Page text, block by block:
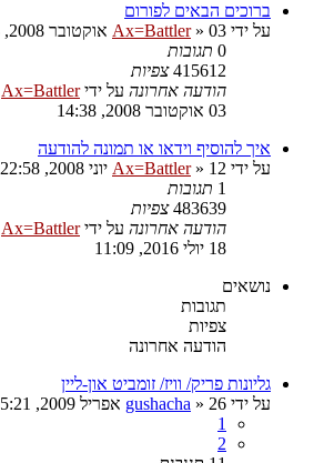
ברוכים הבאים לפורום
על ידי
Ax=Battler» 03 אוקטובר 2008, 14:38
0 תגובות
415612 צפיות
הודעה אחרונה על ידיAx=Battler
03 אוקטובר 2008, 14:38
איך להוסיף וידאו או תמונה להודעה
על ידי
Ax=Battler» 12 יוני 2008, 22:58
1 תגובות
483639 צפיות
הודעה אחרונה על ידיAx=Battler
18 יולי 2016, 11:09
נושאים
תגובות
צפיות
הודעה אחרונה
גליונות פריק/ וויז/ זומביט און-ליין
על ידי
gushacha » 26 אפריל 2009, 15:21
1
2